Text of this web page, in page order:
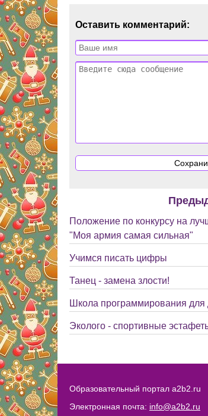
Оставить комментарий:
Положение по конкурсу на
"Моя армия самая сильная"
Учимся писать цифры
Танец - замена злости!
Школа программирования для
Эколого - спортивные
Образовательный портал a2b2.ru
Электронная почта: info@a2b2.ru